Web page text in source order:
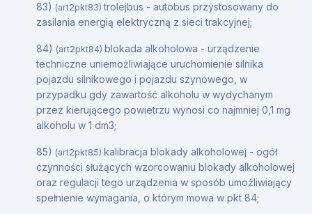
83) (art2pkt83)trolejbus - autobus przystosowany do
zasilania energią elektryczną z sieci trakcyjnej;
84) (art2pkt84) blokada alkoholowa - urządzenie
techniczne uniemożliwiające uruchomienie silnika
pojazdu silnikowego i pojazdu szynowego, w
przypadku gdy zawartość alkoholu w wydychanym
przez kierującego powietrzu wynosi co najmniej 0,1 mg
alkoholu w 1 dm3;
85) (art2pkt85) kalibracja blokady alkoholowej - ogół
czynności służących wzorcowaniu blokady alkoholowej
oraz regulacji tego urządzenia w sposób umożliwiający
spełnienie wymagania, o którym mowa w pkt 84;